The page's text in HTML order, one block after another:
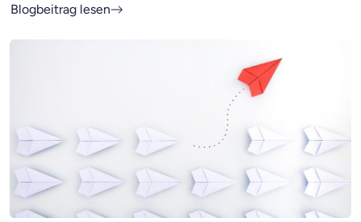
Blogbeitrag lesen